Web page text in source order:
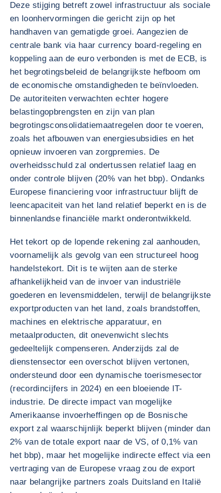
Deze stijging betreft zowel infrastructuur als sociale
en loonhervormingen die gericht zijn op het
handhaven van gematigde groei. Aangezien de
centrale bank via haar currency board-regeling en
koppeling aan de euro verbonden is met de ECB, is
het begrotingsbeleid de belangrijkste hefboom om
de economische omstandigheden te beïnvloeden.
De autoriteiten verwachten echter hogere
belastingopbrengsten en zijn van plan
begrotingsconsolidatiemaatregelen door te voeren,
zoals het afbouwen van energiesubsidies en het
opnieuw invoeren van zorgpremies. De
overheidsschuld zal ondertussen relatief laag en
onder controle blijven (20% van het bbp). Ondanks
Europese financiering voor infrastructuur blijft de
leencapaciteit van het land relatief beperkt en is de
binnenlandse financiële markt onderontwikkeld.
Het tekort op de lopende rekening zal aanhouden,
voornamelijk als gevolg van een structureel hoog
handelstekort. Dit is te wijten aan de sterke
afhankelijkheid van de invoer van industriële
goederen en levensmiddelen, terwijl de belangrijkste
exportproducten van het land, zoals brandstoffen,
machines en elektrische apparatuur, en
metaalproducten, dit onevenwicht slechts
gedeeltelijk compenseren. Anderzijds zal de
dienstensector een overschot blijven vertonen,
ondersteund door een dynamische toerismesector
(recordincijfers in 2024) en een bloeiende IT-
industrie. De directe impact van mogelijke
Amerikaanse invoerheffingen op de Bosnische
export zal waarschijnlijk beperkt blijven (minder dan
2% van de totale export naar de VS, of 0,1% van
het bbp), maar het mogelijke indirecte effect via een
vertraging van de Europese vraag zou de export
naar belangrijke partners zoals Duitsland en Italië